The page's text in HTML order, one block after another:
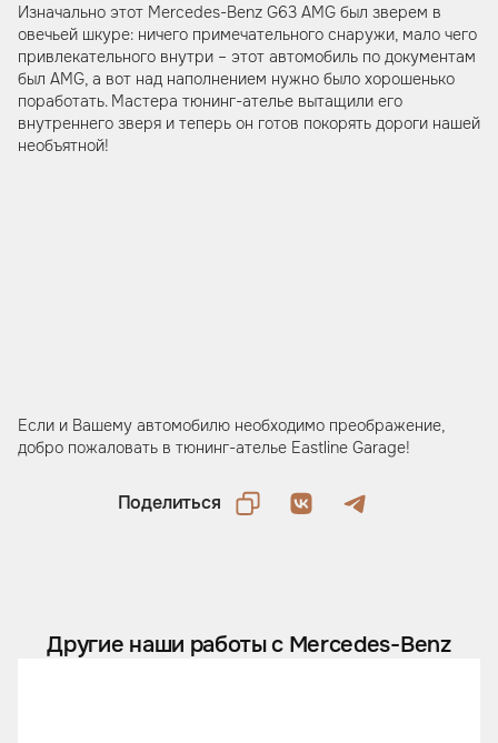
Изначально этот Mercedes-Benz G63 AMG был зверем в
овечьей шкуре: ничего примечательного снаружи, мало чего
привлекательного внутри – этот автомобиль по документам
был AMG, а вот над наполнением нужно было хорошенько
поработать. Мастера тюнинг-ателье вытащили его
внутреннего зверя и теперь он готов покорять дороги нашей
необъятной!
Если и Вашему автомобилю необходимо преображение,
добро пожаловать в тюнинг-ателье Eastline Garage!
Поделиться
Другие наши работы с Mercedes-Benz